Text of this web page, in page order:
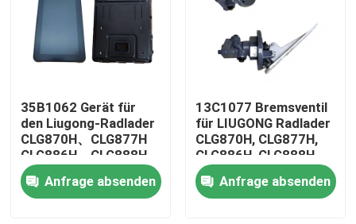
35B1062 Gerät für
den Liugong-Radlader
CLG870H、CLG877H
CLG886H、CLG888H
Anfrage absenden
13C1077 Bremsventil
für LIUGONG Radlader
CLG870H, CLG877H,
CLG886H, CLG888H
Anfrage absenden